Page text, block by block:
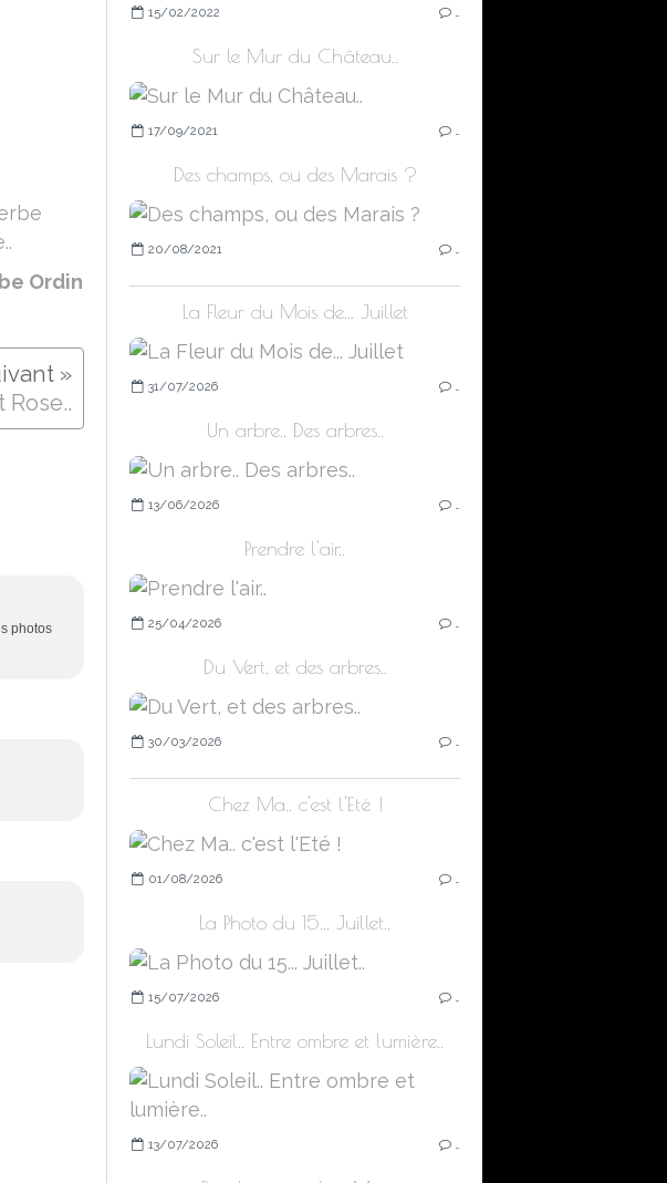
Ordin
Rose..
photos
15/02/2022
Sur le Mur du Château..
17/09/2021
Des champs, ou des Marais ?
20/08/2021
La Fleur du Mois de... Juillet
31/07/2026
Un arbre.. Des arbres..
13/06/2026
Prendre l'air..
25/04/2026
Du Vert, et des arbres..
30/03/2026
Chez Ma.. c'est l'Eté !
01/08/2026
La Photo du 15... Juillet..
15/07/2026
Lundi Soleil.. Entre ombre et lumière..
13/07/2026